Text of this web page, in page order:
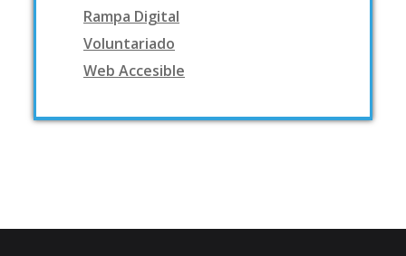
Rampa Digital
Voluntariado
Web Accesible